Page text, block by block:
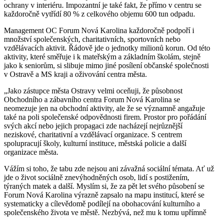
ochrany v interiéru. Impozantní je také fakt, že přímo v centru se
každoročně vytřídí 80 % z celkového objemu 600 tun odpadu.
Management OC Forum Nová Karolina každoročně podpoří i
množství společenských, charitativních, sportovních nebo
vzdělávacích aktivit. Řádově jde o jednotky milionů korun. Od této
aktivity, které směřuje i k mateřským a základním školám, stejně
jako k seniorům, si slibuje mimo jiné posílení občanské společnosti
v Ostravě a MS kraji a oživování centra města.
„Jako zástupce města Ostravy velmi oceňuji, že působnost
Obchodního a zábavního centra Forum Nová Karolina se
neomezuje jen na obchodní aktivity, ale že se významně angažuje
také na poli společenské odpovědnosti firem. Prostor pro pořádání
svých akcí nebo jejich propagaci zde nacházejí nejrůznější
neziskové, charitativní a vzdělávací organizace. S centrem
spolupracují školy, kulturní instituce, městská policie a další
organizace města.
Vážím si toho, že tabu zde nejsou ani závažná sociální témata. Ať už
jde o život sociálně znevýhodněných osob, lidí s postižením,
týraných matek a další. Myslím si, že za pět let svého působení se
Forum Nová Karolina výrazně zapsalo na mapu institucí, které se
systematicky a cílevědomě podílejí na obohacování kulturního a
společenského života ve městě. Nezbývá, než mu k tomu upřímně